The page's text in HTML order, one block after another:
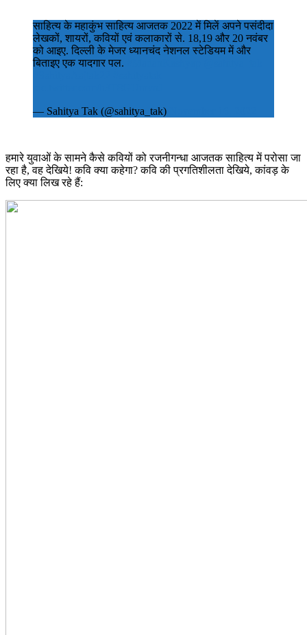
साहित्य के महाकुंभ साहित्य आजतक 2022 में मिलें अपने पसंदीदा
लेखकों, शायरों, कवियों एवं कलाकारों से. 18,19 और 20 नवंबर
को आइए. दिल्ली के मेजर ध्यानचंद नेशनल स्टेडियम में और
बिताइए एक यादगार पल.
— Sahitya Tak (@sahitya_tak)
हमारे युवाओं के सामने कैसे कवियों को रजनीगन्धा आजतक साहित्य में परोसा जा
रहा है, वह देखिये! कवि क्या कहेगा? कवि की प्रगतिशीलता देखिये, कांवड़ के
लिए क्या लिख रहे हैं: